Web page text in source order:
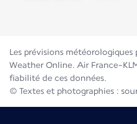
Les prévisions
Weather Online. Air France-
fiabilité de ces données.
© Textes et photographies :